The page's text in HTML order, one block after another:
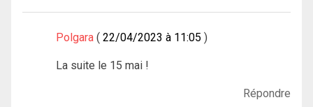
Polgara 22/04/2023 à 11:05
La suite le 15 mai !
Répondre